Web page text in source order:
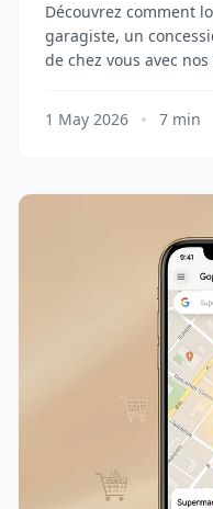
Découvrez comment
garagiste, un
de chez vous avec
1 May 2026 7 min